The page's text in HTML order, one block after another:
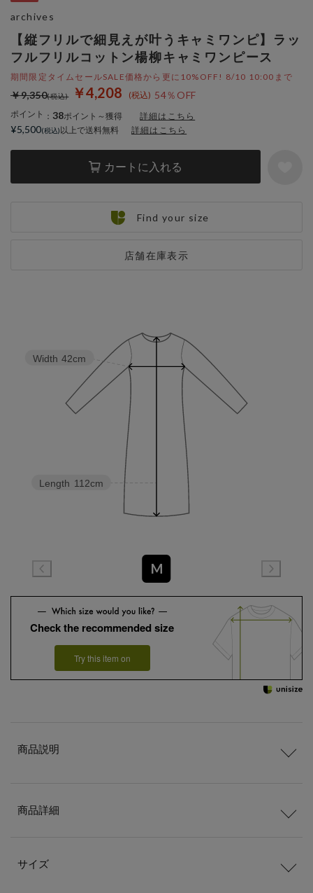
【縦フリルで細見えが叶うキャミワンピ】ラッ
フルフリルコットン楊柳キャミワンピース
期間限定タイムセールSALE価格から更に10%OFF! 8/10 10:00まで
￥4,208 54％OFF
￥9,350
ポイント ： 38ポイント～獲得 詳細はこちら
カートに入れる
店舗在庫表示
archives
¥5,500 以上で送料無料 詳細はこちら
Find your size
Length 112cm
Width 42cm
M
Check the recommended size
Try this item on
商品説明
商品詳細
サイズ